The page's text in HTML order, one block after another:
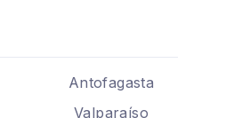
Antofagasta
Valparaíso